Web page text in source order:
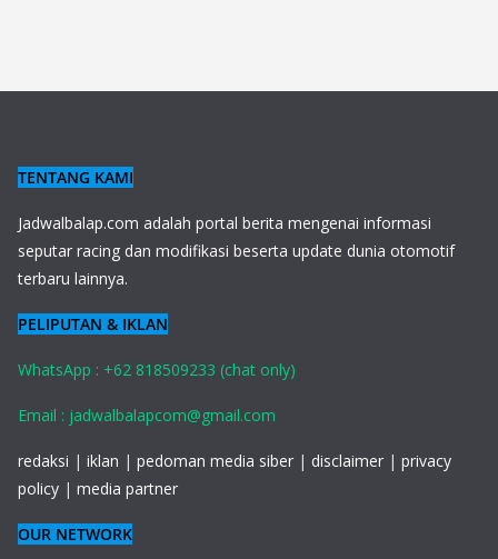
TENTANG KAMI
Jadwalbalap.com adalah portal berita mengenai informasi
seputar racing dan modifikasi beserta update dunia otomotif
terbaru lainnya.
PELIPUTAN & IKLAN
WhatsApp : +62 818509233 (chat only)
Email : jadwalbalapcom@gmail.com
redaksi | iklan | pedoman media siber | disclaimer | privacy
policy | media partner
OUR NETWORK